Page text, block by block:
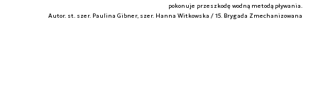
pokonuje przeszkodę wodną metodą pływania.
Autor. st. szer. Paulina Gibner, szer. Hanna Witkowska / 15. Brygada Zmechanizowana